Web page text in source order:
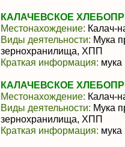
КАЛАЧЕВСКОЕ
Местонахождение: Калач-
Виды деятельности: Мука
зернохранилища, ХПП
Краткая информация:
КАЛАЧЕВСКОЕ
Местонахождение: Калач-
Виды деятельности: Мука
зернохранилища, ХПП
Краткая информация: